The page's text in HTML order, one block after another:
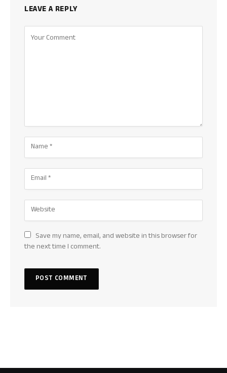
LEAVE A REPLY
Save my name, email, and website in this browser for
the next time I comment.